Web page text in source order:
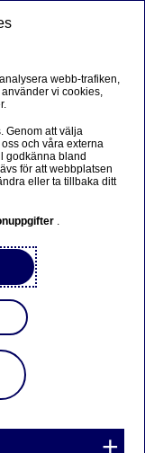
till
har det
teknik som kan
användning av
plantskolor.
plastkrukor vid
som
webb-trafiken,
vi cookies,
Genom att välja
och våra externa
godkänna bland
för att webbplatsen
eller ta tillbaka ditt
.